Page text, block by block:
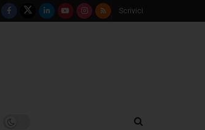
Scrivici